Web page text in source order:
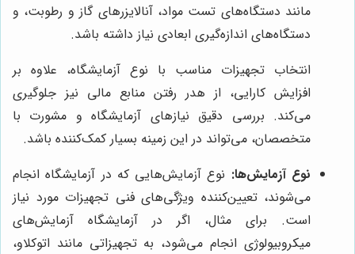
مانند دستگاه‌های تست مواد، آنالایزرهای گاز و رطوبت، و
دستگاه‌های اندازه‌گیری ابعادی نیاز داشته باشد.
انتخاب تجهیزات مناسب با نوع آزمایشگاه، علاوه بر
افزایش کارایی، از هدر رفتن منابع مالی نیز جلوگیری
می‌کند. بررسی دقیق نیازهای آزمایشگاه و مشورت با
متخصصان، می‌تواند در این زمینه بسیار کمک‌کننده باشد.
نوع آزمایش‌ها: نوع آزمایش‌هایی که در آزمایشگاه انجام
می‌شوند، تعیین‌کننده ویژگی‌های فنی تجهیزات مورد نیاز
است. برای مثال، اگر در آزمایشگاه آزمایش‌های
میکروبیولوژی انجام می‌شود، به تجهیزاتی مانند اتوکلاو،